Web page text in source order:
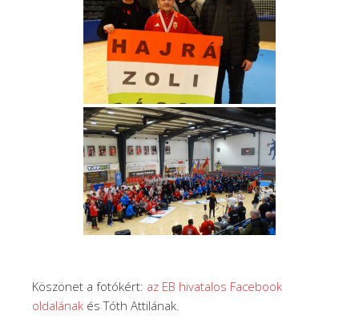
Köszönet a fotókért: az EB hivatalos Facebook
oldalának és Tóth Attilának.